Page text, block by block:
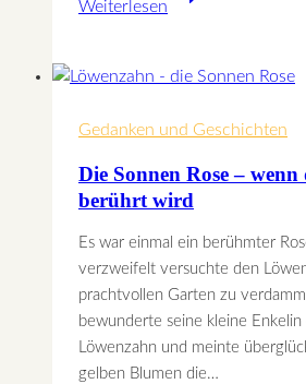
Weiterlesen
Auflösung
Sympathie
Antipathie
Gedanken und Geschichten
Die Sonnen Rose – wenn
berührt wird
Es war einmal ein berühmter
verzweifelt versuchte den
prachtvollen Garten zu
bewunderte seine kleine
Löwenzahn und meinte
gelben Blumen die…